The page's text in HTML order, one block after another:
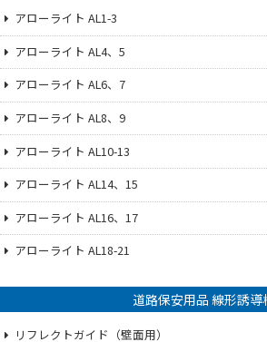
アローライト AL1-3
アローライト AL4、5
アローライト AL6、7
アローライト AL8、9
アローライト AL10-13
アローライト AL14、15
アローライト AL16、17
アローライト AL18-21
道路保安用品 線形誘導
リフレクトガイド（壁面用）